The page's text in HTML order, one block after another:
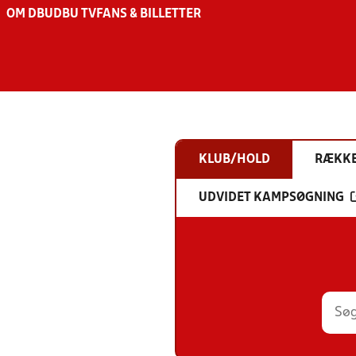
OM DBU DBU TV FANS & BILLETTER
KLUB/HOLD
UDVIDET KAMPSØGNING